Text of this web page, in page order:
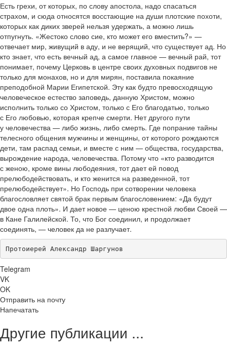
Есть грехи, от которых, по слову апостола, надо спасаться
страхом, и сюда относятся восстающие на души плотские похоти,
которых как диких зверей нельзя удержать, а можно лишь
отпугнуть. «Жестоко слово сие, кто может его вместить?» —
отвечает мир, живущий в аду, и не верящий, что существует ад. Но
кто знает, что есть вечный ад, а самое главное — вечный рай, тот
понимает, почему Церковь в центре своих духовных подвигов не
только для монахов, но и для мирян, поставила покаяние
преподобной Марии Египетской. Эту как будто превосходящую
человеческое естество заповедь, данную Христом, можно
исполнить только со Христом, только с Его благодатью, только
с Его любовью, которая крепче смерти. Нет другого пути
у человечества — либо жизнь, либо смерть. Где попрание тайны
телесного общения мужчины и женщины, от которого рождаются
дети, там распад семьи, и вместе с ним — общества, государства,
вырождение народа, человечества. Потому что «кто разводится
с женою, кроме вины любодеяния, тот дает ей повод
прелюбодействовать, и кто женится на разведенной, тот
прелюбодействует». Но Господь при сотворении человека
благословляет святой брак первым благословением: «Да будут
двое одна плоть». И дает новое — ценою крестной любви Своей —
в Кане Галилейской. То, что Бог соединил, и продолжает
соединять, — человек да не разлучает.
Протоиерей Александр Шаргунов
Telegram
VK
OK
Отправить на почту
Напечатать
Другие публикации ...